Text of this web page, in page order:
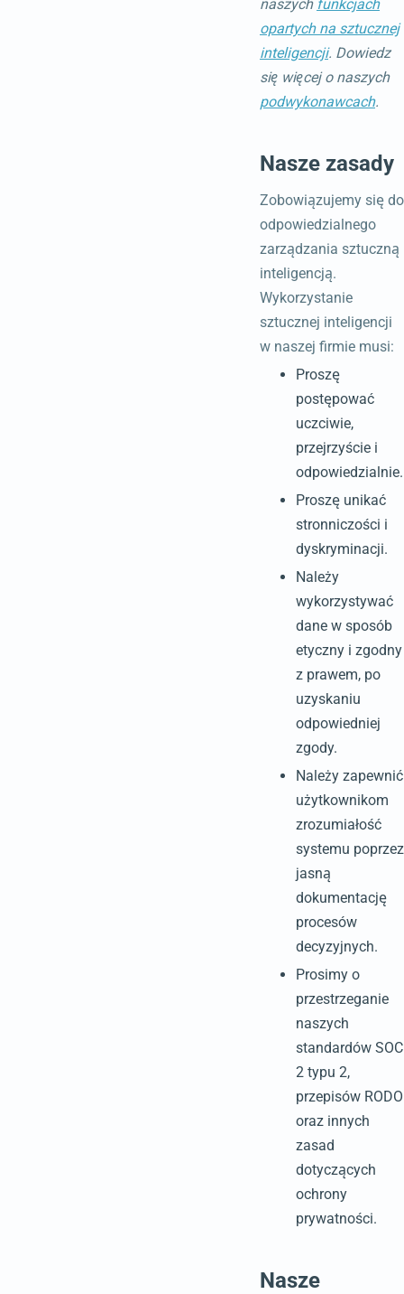
naszych funkcjach
opartych na sztucznej
inteligencji. Dowiedz
się więcej o naszych
podwykonawcach.
Nasze zasady
Zobowiązujemy się do
odpowiedzialnego
zarządzania sztuczną
inteligencją.
Wykorzystanie
sztucznej inteligencji
w naszej firmie musi:
Proszę
postępować
uczciwie,
przejrzyście i
odpowiedzialnie.
Proszę unikać
stronniczości i
dyskryminacji.
Należy
wykorzystywać
dane w sposób
etyczny i zgodny
z prawem, po
uzyskaniu
odpowiedniej
zgody.
Należy zapewnić
użytkownikom
zrozumiałość
systemu poprzez
jasną
dokumentację
procesów
decyzyjnych.
Prosimy o
przestrzeganie
naszych
standardów SOC
2 typu 2,
przepisów RODO
oraz innych
zasad
dotyczących
ochrony
prywatności.
Nasze